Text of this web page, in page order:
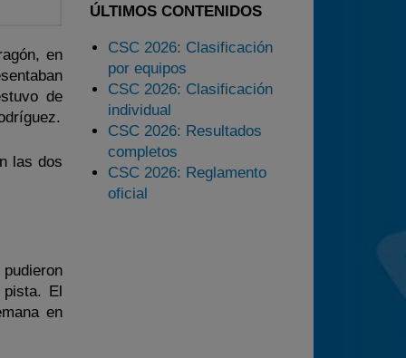
en
de
las dos
El
en
ÚLTIMOS CONTENIDOS
CSC 2026: Clasificación
por equipos
CSC 2026: Clasificación
individual
CSC 2026: Resultados
completos
CSC 2026: Reglamento
oficial